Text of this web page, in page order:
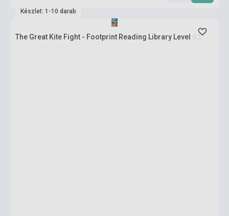
Készlet: 1-10 darab
The Great Kite Fight - Footprint Reading Library Level B2